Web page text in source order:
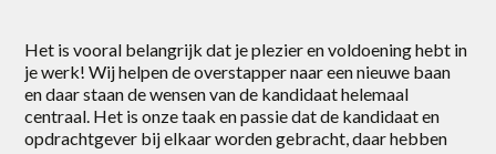
Het is vooral belangrijk dat je plezier en voldoening hebt in
je werk! Wij helpen de overstapper naar een nieuwe baan
en daar staan de wensen van de kandidaat helemaal
centraal. Het is onze taak en passie dat de kandidaat en
opdrachtgever bij elkaar worden gebracht, daar hebben